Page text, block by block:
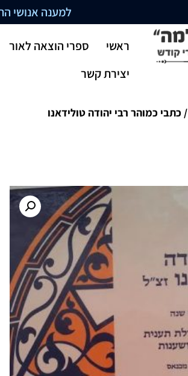
למענה אנושי התקשרו
ראשי
ספרי הוצאה לאור
יצירת קשר
/ כתבי כמוהר רבי יהודה טולידאנו